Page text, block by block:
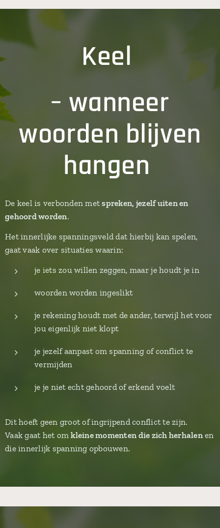
Keel
– wanneer
woorden blijven
hangen
De keel is verbonden metspreken, jezelf uiten en
gehoord worden.
Het innerlijke spanningsveld dat hierbij kan spelen,
gaat vaak over situaties waarin:
je iets zou willen zeggen, maar je houdt je in
woorden worden ingeslikt
je rekening houdt met de ander, terwijl het voor
jou eigenlijk niet klopt
je jezelf aanpast om spanning of conflict te
vermijden
je je niet echt gehoord of erkend voelt
Dit hoeft geen groot of ingrijpend conflict te zijn.
Vaak gaat het omkleine momenten die zich herhalenen
die innerlijk spanning opbouwen.